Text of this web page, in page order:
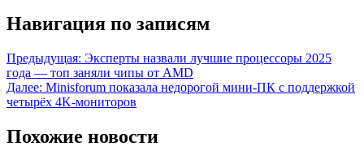
Навигация по записям
Предыдущая: Эксперты назвали лучшие процессоры 2025
года — топ заняли чипы от AMD
Далее: Minisforum показала недорогой мини-ПК с поддержкой
четырёх 4K-мониторов
Похожие новости